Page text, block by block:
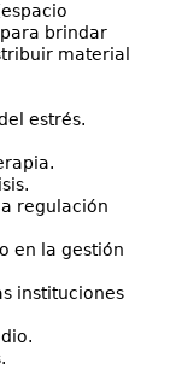
brindar
material
estrés.
regulación
en la gestión
instituciones